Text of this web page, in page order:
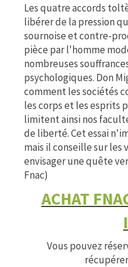
Les quatre accords
libérer de la pression
sournoise et contre-
pièce par l'homme
nombreuses
psychologiques. Don
comment les sociétés
les corps et les esprits
limitent ainsi nos
de liberté. Cet essai
mais il conseille sur les
envisager une quête
Fnac)
ACHAT
Vous pouvez